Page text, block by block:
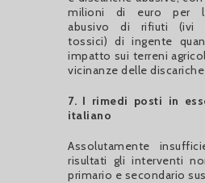
milioni di euro per
abusivo di rifiuti (ivi
tossici) di ingente
impatto sui terreni
vicinanze delle
7. I rimedi posti in
italiano
Assolutamente
risultati gli interventi
primario e secondario